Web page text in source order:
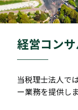
経営コン
当税理士法人で
ー業務を提供しま